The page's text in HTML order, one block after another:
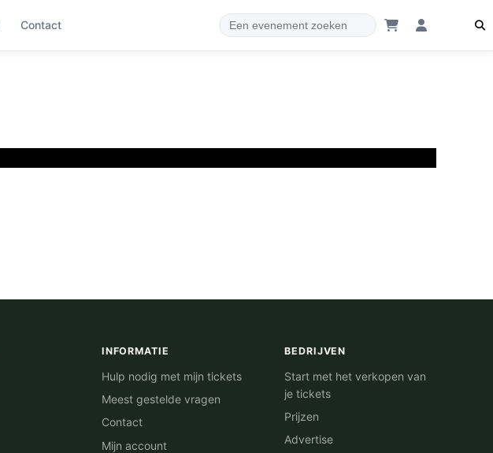
Contact
INFORMATIE
Hulp nodig met mijn tickets
Meest gestelde vragen
Contact
Mijn account
BEDRIJVEN
Start met het verkopen van
je tickets
Prijzen
Advertise